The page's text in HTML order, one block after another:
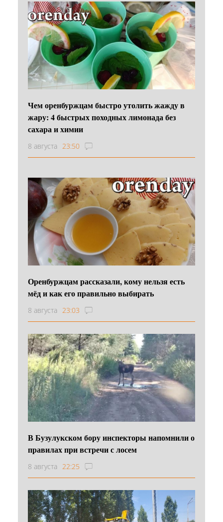
Чем оренбуржцам быстро утолить жажду в
жару: 4 быстрых походных лимонада без
сахара и химии
8 августа 23:50
Оренбуржцам рассказали, кому нельзя есть
мёд и как его правильно выбирать
8 августа 23:03
В Бузулукском бору инспекторы напомнили о
правилах при встречи с лосем
8 августа 22:25